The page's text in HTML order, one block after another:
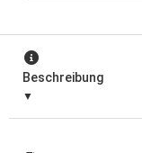
Beschreibung